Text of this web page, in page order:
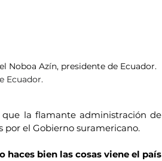
Noboa Azín, presidente de Ecuador.
Ecuador.
la flamante administración de
por el Gobierno suramericano.
haces bien las cosas viene el país